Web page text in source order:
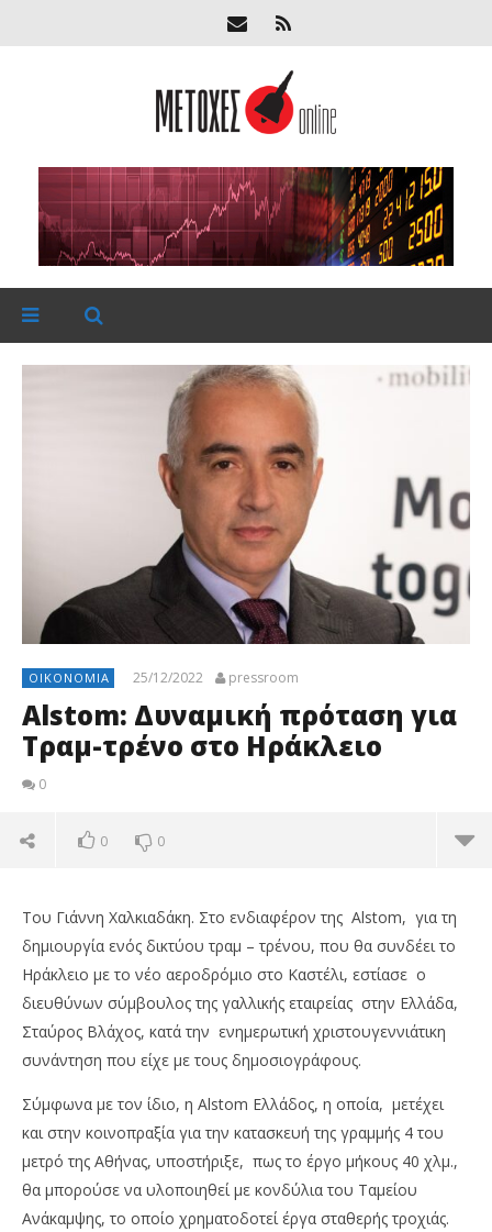
ΟΙΚΟΝΟΜΊΑ 25/12/2022 pressroom
Alstom: Δυναμική πρόταση για
Τραμ-τρένο στο Ηράκλειο
0
0 0
NOW VIEWING
Alstom: Δυναμική πρόταση για Τραμ-τρένο στο
Του Γιάννη Χαλκιαδάκη. Στο ενδιαφέρον της Alstom, για τη
δημιουργία ενός δικτύου τραμ – τρένου, που θα συνδέει το
Ηράκλειο με το νέο αεροδρόμιο στο Καστέλι, εστίασε ο
διευθύνων σύμβουλος της γαλλικής εταιρείας στην Ελλάδα,
Σταύρος Βλάχος, κατά την ενημερωτική χριστουγεννιάτικη
συνάντηση που είχε με τους δημοσιογράφους.
Σύμφωνα με τον ίδιο, η Alstom Ελλάδος, η οποία, μετέχει
και στην κοινοπραξία για την κατασκευή της γραμμής 4 του
μετρό της Αθήνας, υποστήριξε, πως το έργο μήκους 40 χλμ.,
θα μπορούσε να υλοποιηθεί με κονδύλια του Ταμείου
Ανάκαμψης, το οποίο χρηματοδοτεί έργα σταθερής τροχιάς.